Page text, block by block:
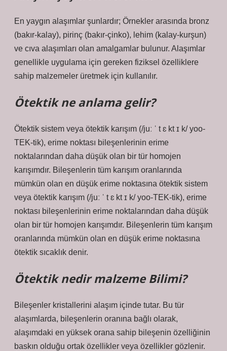
En yaygın alaşımlar şunlardır; Örnekler arasında bronz
(bakır-kalay), pirinç (bakır-çinko), lehim (kalay-kurşun)
ve cıva alaşımları olan amalgamlar bulunur. Alaşımlar
genellikle uygulama için gereken fiziksel özelliklere
sahip malzemeler üretmek için kullanılır.
Ötektik ne anlama gelir?
Ötektik sistem veya ötektik karışım (/juː ˈ t ɛ kt ɪ k/ yoo-
TEK-tik), erime noktası bileşenlerinin erime
noktalarından daha düşük olan bir tür homojen
karışımdır. Bileşenlerin tüm karışım oranlarında
mümkün olan en düşük erime noktasına ötektik sistem
veya ötektik karışım (/juː ˈ t ɛ kt ɪ k/ yoo-TEK-tik), erime
noktası bileşenlerinin erime noktalarından daha düşük
olan bir tür homojen karışımdır. Bileşenlerin tüm karışım
oranlarında mümkün olan en düşük erime noktasına
ötektik sıcaklık denir.
Ötektik nedir malzeme Bilimi?
Bileşenler kristallerini alaşım içinde tutar. Bu tür
alaşımlarda, bileşenlerin oranına bağlı olarak,
alaşımdaki en yüksek orana sahip bileşenin özelliğinin
baskın olduğu ortak özellikler veya özellikler gözlenir.